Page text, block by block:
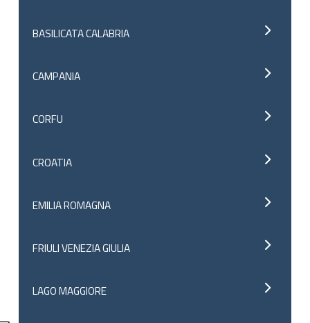
BASILICATA CALABRIA
CAMPANIA
CORFU
CROATIA
EMILIA ROMAGNA
FRIULI VENEZIA GIULIA
LAGO MAGGIORE